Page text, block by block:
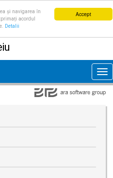
Accept
și navigarea în
acordul
Detalii